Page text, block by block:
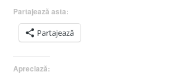
Partajează asta:
Partajează
Apreciază: